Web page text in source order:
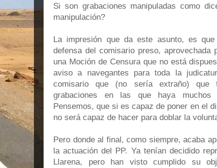
Si son grabaciones manipuladas como
manipulación?
La impresión que da este asunto, es
defensa del comisario preso, aprovechada
una Moción de Censura que no está
aviso a navegantes para toda la
comisario que (no sería extraño) que
grabaciones en las que haya muchos
Pensemos, que si es capaz de poner en el
no será capaz de hacer para doblar la
Pero donde al final, como siempre, acaba
la actuación del PP. Ya tenían decidido
Llarena, pero han visto cumplido su